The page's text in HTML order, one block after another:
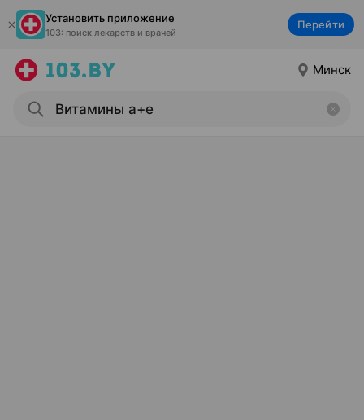
Установить приложение
103: поиск лекарств и врачей
Перейти
Минск